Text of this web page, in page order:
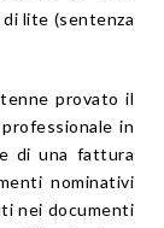
di lite (sentenza
provato il
in
di una fattura
nominativi
nei documenti